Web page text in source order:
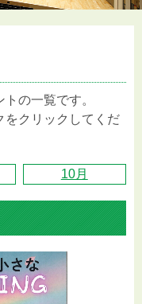
の一覧です。
をクリックしてくだ
10月